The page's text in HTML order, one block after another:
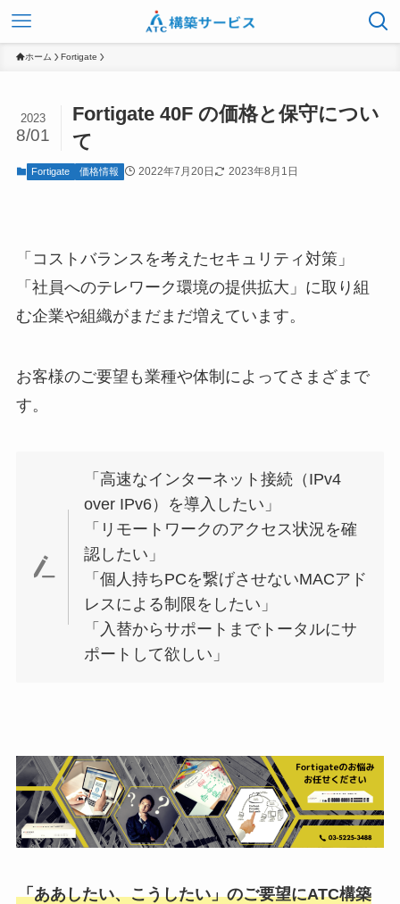
ホーム Fortigate
Fortigate 40F の価格と保守につい
て
2023
8/01
Fortigate 価格情報 2022年7月20日 2023年8月1日
「コストバランスを考えたセキュリティ対策」
「社員へのテレワーク環境の提供拡大」に取り組
む企業や組織がまだまだ増えています。
お客様のご要望も業種や体制によってさまざまで
す。
「高速なインターネット接続（IPv4
over IPv6）を導入したい」
「リモートワークのアクセス状況を確
認したい」
「個人持ちPCを繋げさせないMACアド
レスによる制限をしたい」
「入替からサポートまでトータルにサ
ポートして欲しい」
「ああしたい、こうしたい」のご要望にATC構築